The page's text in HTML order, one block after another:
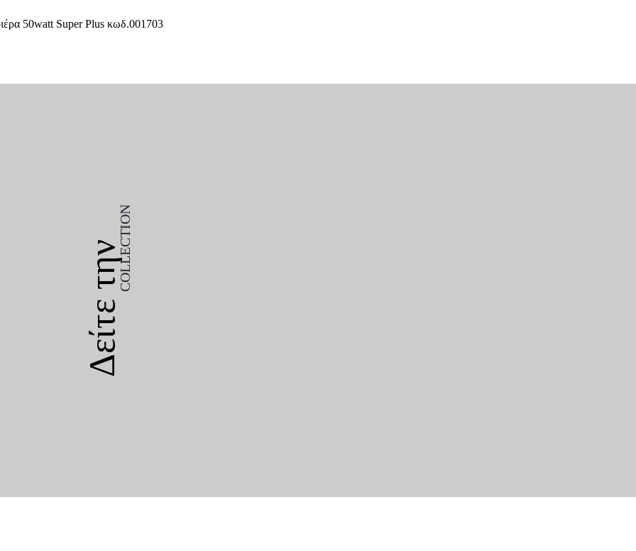
Δείτε τηνCOLLECTION
Δείτε τηνCOLLECTION